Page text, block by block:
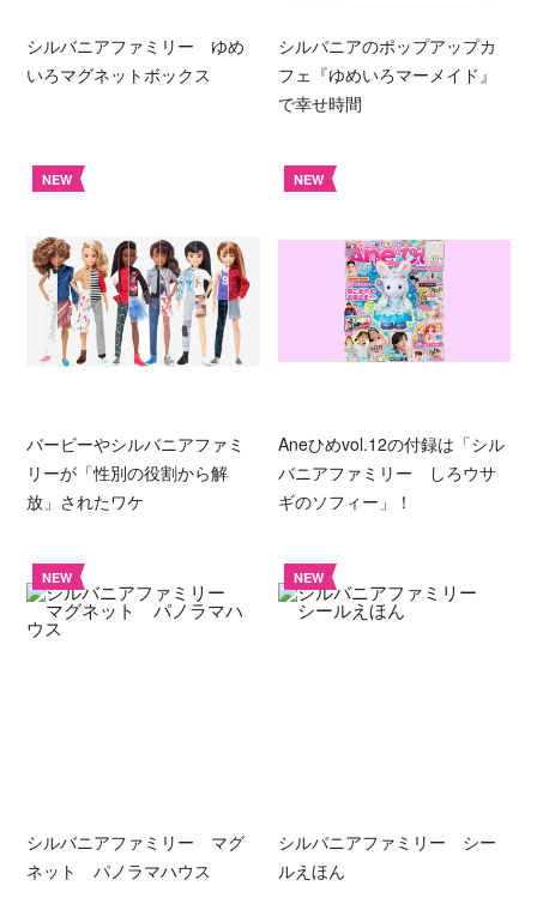
シルバニアファミリー ゆめ
いろマグネットボックス
シルバニアのポップアップカ
フェ『ゆめいろマーメイド』
で幸せ時間
NEW
バービーやシルバニアファミ
リーが「性別の役割から解
放」されたワケ
NEW
Aneひめvol.12の付録は「シル
バニアファミリー しろウサ
ギのソフィー」！
NEW
シルバニアファミリー マグ
ネット パノラマハウス
NEW
シルバニアファミリー シー
ルえほん